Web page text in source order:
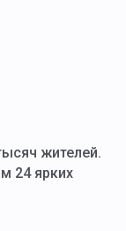
жителей.
24 ярких